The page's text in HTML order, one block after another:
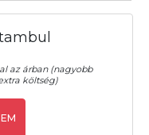
az árban (nagyobb
költség)